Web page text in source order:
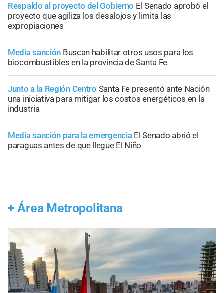
Respaldo al proyecto del Gobierno El Senado aprobó el
proyecto que agiliza los desalojos y limita las
expropiaciones
Media sanción Buscan habilitar otros usos para los
biocombustibles en la provincia de Santa Fe
Junto a la Región Centro Santa Fe presentó ante Nación
una iniciativa para mitigar los costos energéticos en la
industria
Media sanción para la emergencia El Senado abrió el
paraguas antes de que llegue El Niño
+ Área Metropolitana